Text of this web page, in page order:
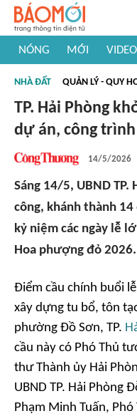
NÓNG MỚI VIDEO
#Khám phá Việt Nam
NHÀ ĐẤT QUẢN LÝ - QUY
TP. Hải Phòng
dự án, công
14/5/2026
Sáng 14/5, UBND
công, khánh thành
kỷ niệm các ngày lễ
Hoa phượng đỏ 2026.
Điểm cầu chính buổi
xây dựng tu bổ, tôn
phường Đồ Sơn, TP.
cầu này có Phó Thủ
thư Thành ủy Hải
UBND TP. Hải Phòng
Phạm Minh Tuấn,